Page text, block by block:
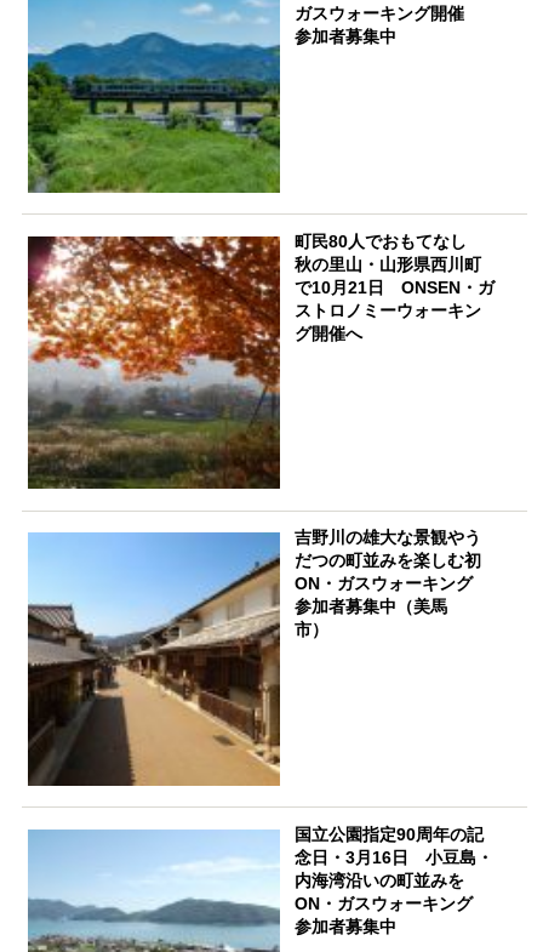
ガスウォーキング開催
参加者募集中
町民80人でおもてなし
秋の里山・山形県西川町
で10月21日 ONSEN・ガ
ストロノミーウォーキン
グ開催へ
吉野川の雄大な景観やう
だつの町並みを楽しむ初
ON・ガスウォーキング
参加者募集中（美馬
市
国立公園指定90周年の記
念日・3月16日 小豆島・
内海湾沿いの町並みを
ON・ガスウォーキング
参加者募集中